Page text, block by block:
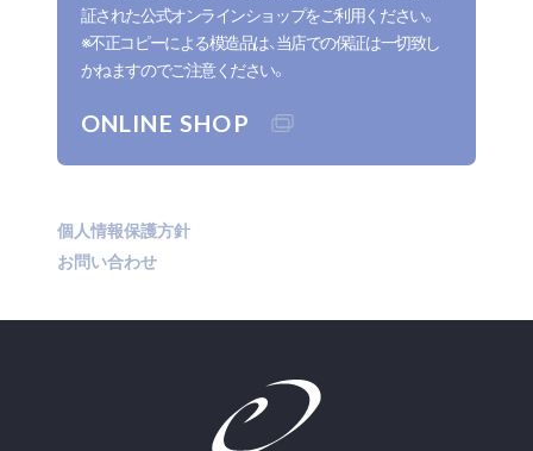
証された公式オンラインショップをご利用ください。
※不正コピーによる模造品は、当店での保証は一切致し
かねますのでご注意ください。
ONLINE SHOP
個人情報保護方針
お問い合わせ